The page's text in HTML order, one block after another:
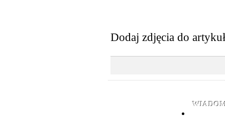
Dodaj zdjęcia do